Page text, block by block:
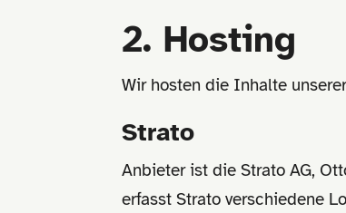
2. Hosting
Wir hosten die Inhalte
Strato
Anbieter ist die Strato AG,
erfasst Strato verschiedene